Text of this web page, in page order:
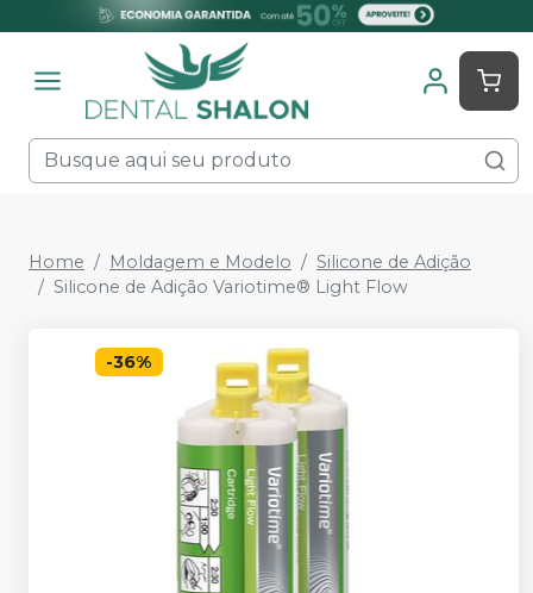
Home Moldagem e Modelo
Silicone de Adição
Silicone de Adição Variotime® Light Flow
-36%